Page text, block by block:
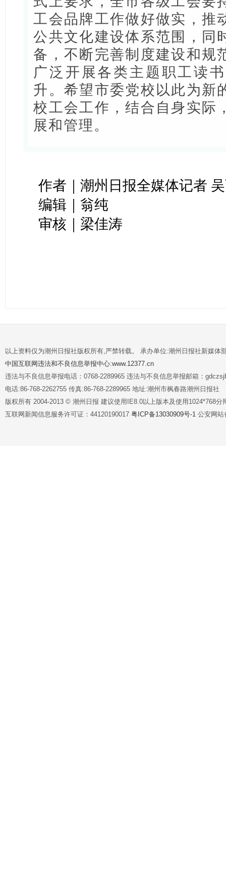
工会品牌工作做好做实，推
公共文化建设体系范围，同
备，不断完善制度建设和规
广泛开展各类主题职工读
升。希望市委党校以此为新
校工会工作，结合自身实际
展和管理。
作者｜潮州日报全媒体记者
编辑｜翁纯
审核｜梁佳涛
以上资料仅为潮州日报社版权所有,严禁转载。 承办单位:潮州日报社新媒体
中国互联网违法和不良信息举报中心:www.12377.cn
违法与不良信息举报电话：0768-2289965 违法与不良信息举报邮箱：
电话:86-768-2262755 传真:86-768-2289965 地址:潮州市枫春路潮州日报社
版权所有 2004-2013 © 潮州日报 建议使用IE8.0以上版本及使用1024*768分
互联网新闻信息服务许可证：44120190017 粤ICP备13030909号-1 公安网站